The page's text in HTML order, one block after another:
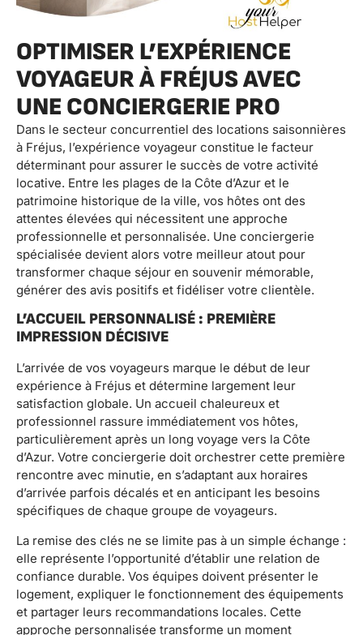
OPTIMISER L’EXPÉRIENCE
VOYAGEUR À FRÉJUS AVEC
UNE CONCIERGERIE PRO
Dans le secteur concurrentiel des locations saisonnières
à Fréjus, l’expérience voyageur constitue le facteur
déterminant pour assurer le succès de votre activité
locative. Entre les plages de la Côte d’Azur et le
patrimoine historique de la ville, vos hôtes ont des
attentes élevées qui nécessitent une approche
professionnelle et personnalisée. Une conciergerie
spécialisée devient alors votre meilleur atout pour
transformer chaque séjour en souvenir mémorable,
générer des avis positifs et fidéliser votre clientèle.
L’ACCUEIL PERSONNALISÉ : PREMIÈRE
IMPRESSION DÉCISIVE
L’arrivée de vos voyageurs marque le début de leur
expérience à Fréjus et détermine largement leur
satisfaction globale. Un accueil chaleureux et
professionnel rassure immédiatement vos hôtes,
particulièrement après un long voyage vers la Côte
d’Azur. Votre conciergerie doit orchestrer cette première
rencontre avec minutie, en s’adaptant aux horaires
d’arrivée parfois décalés et en anticipant les besoins
spécifiques de chaque groupe de voyageurs.
La remise des clés ne se limite pas à un simple échange :
elle représente l’opportunité d’établir une relation de
confiance durable. Vos équipes doivent présenter le
logement, expliquer le fonctionnement des équipements
et partager leurs recommandations locales. Cette
approche personnalisée transforme un moment